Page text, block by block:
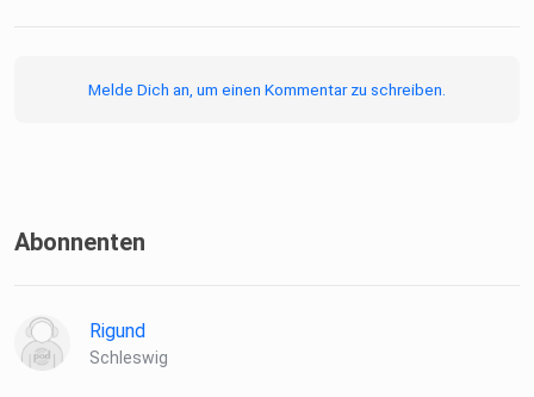
Melde Dich an, um einen Kommentar zu schreiben.
Abonnenten
Rigund
Schleswig